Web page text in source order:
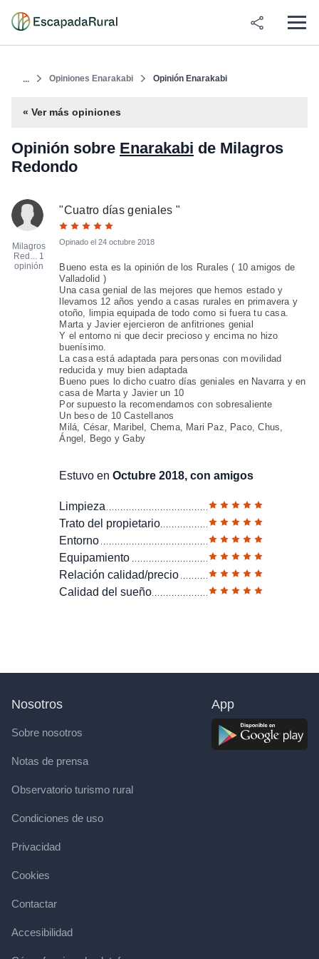
... Opiniones Enarakabi Opinión Enarakabi
« Ver más opiniones
Opinión sobre Enarakabi de Milagros
Redondo
Milagros
Red... 1
opinión
"Cuatro días geniales "
Opinado el24 octubre 2018
Bueno esta es la opinión de los Rurales ( 10 amigos de
Valladolid )
Una casa genial de las mejores que hemos estado y
llevamos 12 años yendo a casas rurales en primavera y
otoño, limpia equipada de todo como si fuera tu casa.
Marta y Javier ejercieron de anfitriones genial
Y el entorno ni que decir precioso y encima no hizo
buenísimo.
La casa está adaptada para personas con movilidad
reducida y muy bien adaptada
Bueno pues lo dicho cuatro días geniales en Navarra y en
casa de Marta y Javier un 10
Por supuesto la recomendamos con sobresaliente
Un beso de 10 Castellanos
Milá, César, Maribel, Chema, Mari Paz, Paco, Chus,
Ángel, Bego y Gaby
Estuvo enOctubre 2018, con amigos
Limpieza
Trato del propietario
Entorno
Equipamiento
Relación calidad/precio
Calidad del sueño
Nosotros
Sobre nosotros
Notas de prensa
Observatorio turismo rural
Condiciones de uso
Privacidad
Cookies
Contactar
Accesibilidad
App